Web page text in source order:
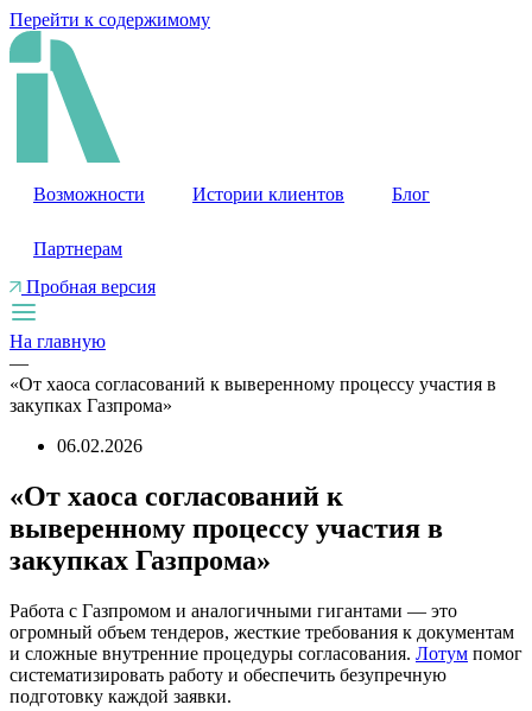
Перейти к содержимому
Возможности Истории клиентов Блог
Партнерам
Пробная версия
На главную
—
«От хаоса согласований к выверенному процессу участия в
закупках Газпрома»
06.02.2026
«От хаоса согласований к
выверенному процессу участия в
закупках Газпрома»
Работа с Газпромом и аналогичными гигантами — это
огромный объем тендеров, жесткие требования к документам
и сложные внутренние процедуры согласования. Лотум помог
систематизировать работу и обеспечить безупречную
подготовку каждой заявки.